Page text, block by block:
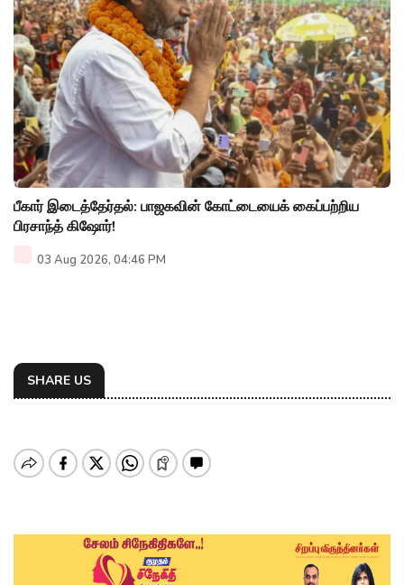
பீகார் இடைத்தேர்தல்: பாஜகவின் கோட்டையைக் கைப்பற்றிய
பிரசாந்த் கிஷோர்!
03 Aug 2026, 04:46 PM
SHARE US